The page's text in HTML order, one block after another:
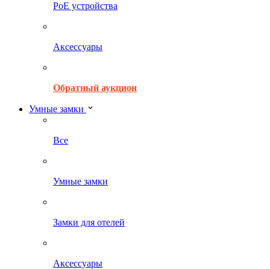
PoE устройства
Аксессуары
Обратный аукцион
Умные замки
Все
Умные замки
Замки для отелей
Аксессуары